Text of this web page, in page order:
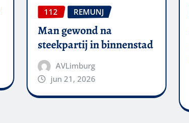
112 REMUNJ
Man gewond na
steekpartij in binnenstad
AVLimburg
jun 21, 2026